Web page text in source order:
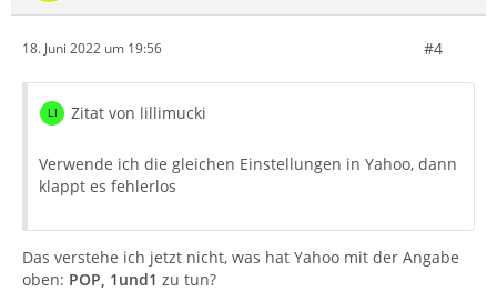
18. Juni 2022 um 19:56 #4
Zitat von lillimucki
Verwende ich die gleichen Einstellungen in Yahoo, dann
klappt es fehlerlos
Das verstehe ich jetzt nicht, was hat Yahoo mit der Angabe
oben: POP, 1und1 zu tun?